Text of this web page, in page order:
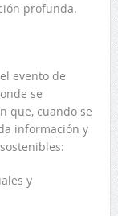
profunda.
evento de
se
que, cuando se
información y
y